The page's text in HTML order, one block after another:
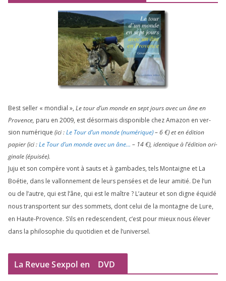
Best sel­ler « mon­dial », Le tour d’un monde en sept jours avec un âne en
Provence, paru en 2009, est désor­mais dis­po­nible chez Amazon en ver­
sion numé­rique (ici :Le Tour d’un monde (numé­rique)–6€) et en édi­tion
papier (ici :Le Tour d’un monde avec un âne… – 14€), iden­tique à l’é­di­tion ori­
gi­nale (épui­sée).
Juju et son com­père vont à sauts et à gam­bades, tels Montaigne et La
Boétie, dans le val­lon­ne­ment de leurs pen­sées et de leur ami­tié. De l’un
ou de l’autre, qui est l’âne, qui est le maître ? L’auteur et son digne équi­dé
nous trans­portent sur des som­mets, dont celui de la mon­tagne de Lure,
en Haute-Provence. S’ils en redes­cendent, c’est pour mieux nous éle­ver
dans la phi­lo­so­phie du quo­ti­dien et de l’universel.
La Revue Sexpol en DVD